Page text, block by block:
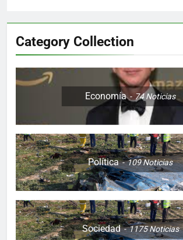
Category Collection
Economía 74Noticias
Política 109Noticias
Sociedad 1175Noticias